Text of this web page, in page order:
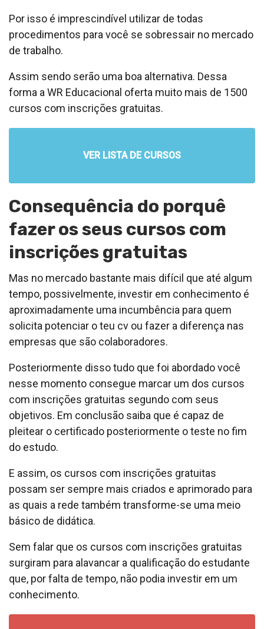
Por isso é imprescindível utilizar de todas
procedimentos para você se sobressair no mercado
de trabalho.
Assim sendo serão uma boa alternativa. Dessa
forma a WR Educacional oferta muito mais de 1500
cursos com inscrições gratuitas.
VER LISTA DE CURSOS
Consequência do porquê
fazer os seus cursos com
inscrições gratuitas
Mas no mercado bastante mais difícil que até algum
tempo, possivelmente, investir em conhecimento é
aproximadamente uma incumbência para quem
solicita potenciar o teu cv ou fazer a diferença nas
empresas que são colaboradores.
Posteriormente disso tudo que foi abordado você
nesse momento consegue marcar um dos cursos
com inscrições gratuitas segundo com seus
objetivos. Em conclusão saiba que é capaz de
pleitear o certificado posteriormente o teste no fim
do estudo.
E assim, os cursos com inscrições gratuitas
possam ser sempre mais criados e aprimorado para
as quais a rede também transforme-se uma meio
básico de didática.
Sem falar que os cursos com inscrições gratuitas
surgiram para alavancar a qualificação do estudante
que, por falta de tempo, não podia investir em um
conhecimento.